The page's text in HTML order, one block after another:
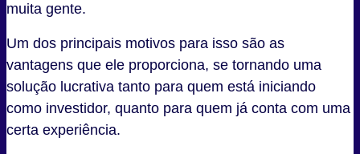
muita gente.
Um dos principais motivos para isso são as
vantagens que ele proporciona, se tornando uma
solução lucrativa tanto para quem está iniciando
como investidor, quanto para quem já conta com uma
certa experiência.